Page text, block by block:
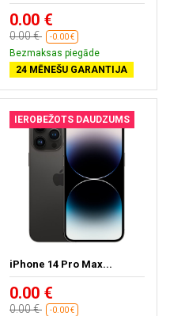
0.00 €
0.00 € -0.00 €
Bezmaksas piegāde
24 MĒNEŠU GARANTIJA
IEROBEŽOTS DAUDZUMS
iPhone 14 Pro Max...
0.00 €
0.00 € -0.00 €